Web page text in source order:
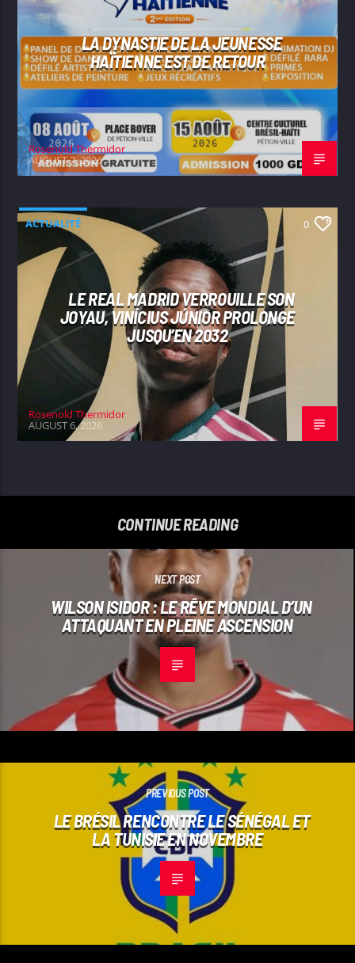
LA DYNASTIE DE LA JEUNESSE
HAÏTIENNE EST DE RETOUR
Rosenold Thermidor
AUGUST 7, 2026
ACTUALITÉ 0
LE REAL MADRID VERROUILLE SON
JOYAU, VINÍCIUS JÚNIOR PROLONGE
JUSQU’EN 2032
Rosenold Thermidor
AUGUST 6, 2026
CONTINUE READING
NEXT POST
WILSON ISIDOR : LE RÊVE MONDIAL D’UN
ATTAQUANT EN PLEINE ASCENSION
PREVIOUS POST
LE BRÉSIL RENCONTRE LE SÉNÉGAL ET
LA TUNISIE EN NOVEMBRE